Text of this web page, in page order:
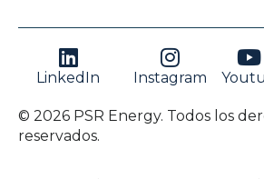
LinkedIn Instagram
© 2026 PSR Energy. Todos los
reservados.